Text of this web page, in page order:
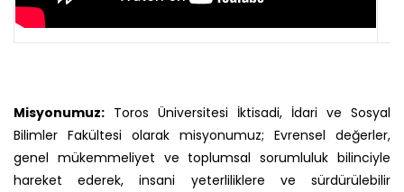
Misyonumuz: Toros Üniversitesi İktisadi, İdari ve Sosyal
Bilimler Fakültesi olarak misyonumuz; Evrensel değerler,
genel mükemmeliyet ve toplumsal sorumluluk bilinciyle
hareket ederek, insani yeterliliklere ve sürdürülebilir